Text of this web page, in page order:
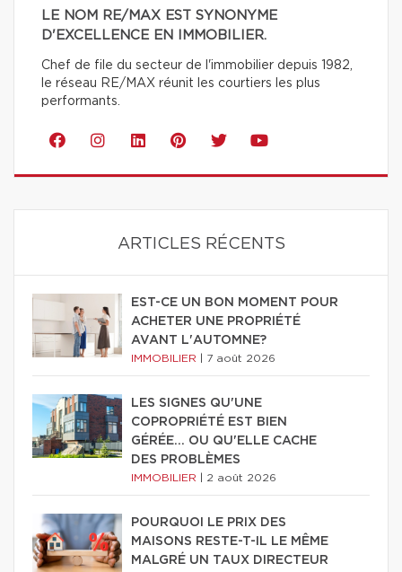
LE NOM RE/MAX EST SYNONYME
D'EXCELLENCE EN IMMOBILIER.
Chef de file du secteur de l'immobilier depuis 1982,
le réseau RE/MAX réunit les courtiers les plus
performants.
ARTICLES RÉCENTS
EST-CE UN BON MOMENT POUR
ACHETER UNE PROPRIÉTÉ
AVANT L'AUTOMNE?
IMMOBILIER 7 août 2026
LES SIGNES QU'UNE
COPROPRIÉTÉ EST BIEN
GÉRÉE… OU QU'ELLE CACHE
DES PROBLÈMES
IMMOBILIER 2 août 2026
POURQUOI LE PRIX DES
MAISONS RESTE-T-IL LE MÊME
MALGRÉ UN TAUX DIRECTEUR